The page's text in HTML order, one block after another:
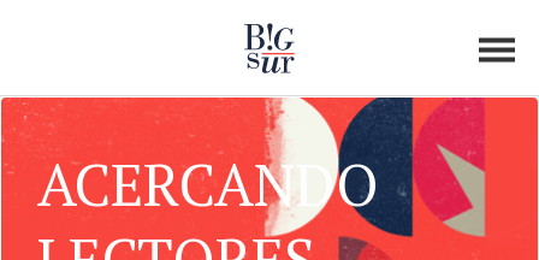
ACERCANDO